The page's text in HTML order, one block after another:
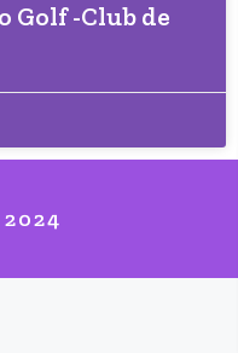
Golf -Club de